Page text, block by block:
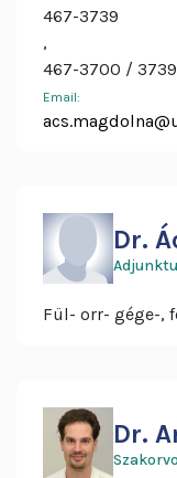
467-3739
,
467-3700
3739
Email:
Dr.
Fül- orr- gége-,
Dr.